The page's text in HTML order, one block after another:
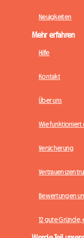
Neuigkeiten
Mehr erfahren
Hilfe
Kontakt
Über uns
Wie funktioniert
Versicherung
Bewertungen
12 gute Gründe,